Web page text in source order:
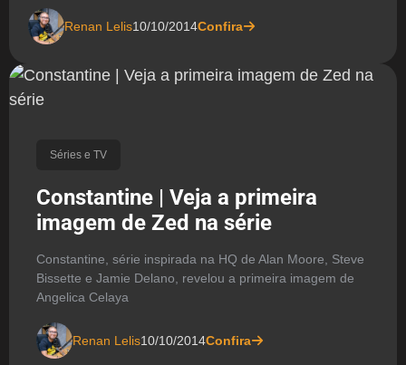
Renan Lelis10/10/2014Confira
Séries e TV
Constantine | Veja a primeira
imagem de Zed na série
Constantine, série inspirada na HQ de Alan Moore, Steve
Bissette e Jamie Delano, revelou a primeira imagem de
Angelica Celaya
Renan Lelis10/10/2014Confira